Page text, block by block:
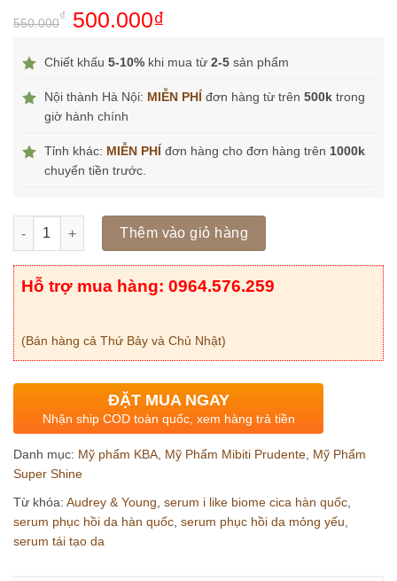
550.000
₫ 500.000₫
Chiết khấu 5-10% khi mua từ 2-5 sản phẩm
Nội thành Hà Nội: MIỄN PHÍ đơn hàng từ trên 500k trong
giờ hành chính
Tỉnh khác: MIỄN PHÍ đơn hàng cho đơn hàng trên 1000k
chuyển tiền trước.
Số lượng Thêm vào giỏ hàng
Hỗ trợ mua hàng: 0964.576.259
(Bán hàng cả Thứ Bảy và Chủ Nhật)
ĐẶT MUA NGAY
Nhận ship COD toàn quốc, xem hàng trả tiền
Danh mục: Mỹ phẩm KBA Mỹ Phẩm Mibiti Prudente Mỹ Phẩm
Super Shine
Từ khóa: Audrey & Young serum i like biome cica hàn quốc
serum phục hồi da hàn quốc serum phục hồi da mỏng yếu
serum tái tạo da